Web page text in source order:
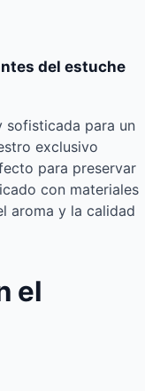
del estuche
sofisticada para un
exclusivo
para preservar
con materiales
aroma y la calidad
el